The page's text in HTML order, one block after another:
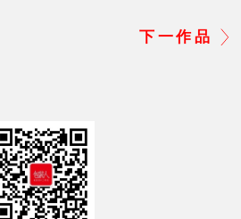
下一作品